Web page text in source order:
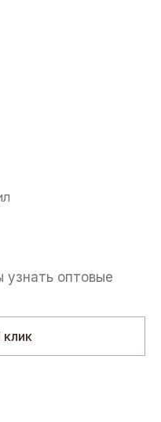
узнать оптовые
клик